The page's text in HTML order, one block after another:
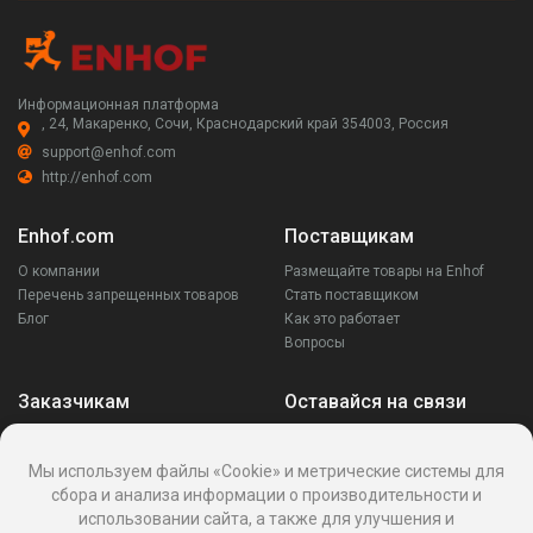
Информационная платформа
, 24, Макаренко, Сочи, Краснодарский край 354003, Россия
support@enhof.com
http://enhof.com
Enhof.com
О компании
Перечень запрещенных товаров
Блог
Поставщикам
Размещайте товары на Enhof
Стать поставщиком
Как это работает
Вопросы
Заказчикам
Ваши запросы
Написать поставщику
Оставайся на связи
Мы используем файлы «Cookie» и метрические системы для
сбора и анализа информации о производительности и
использовании сайта, а также для улучшения и